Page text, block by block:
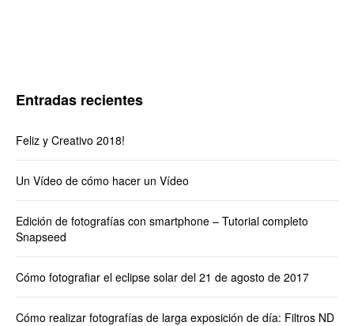
Entradas recientes
Feliz y Creativo 2018!
Un Vídeo de cómo hacer un Vídeo
Edición de fotografías con smartphone – Tutorial completo
Snapseed
Cómo fotografiar el eclipse solar del 21 de agosto de 2017
Cómo realizar fotografías de larga exposición de día: Filtros ND